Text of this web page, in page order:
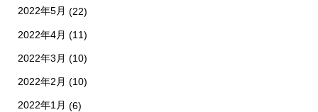
2022年5月 (22)
2022年4月 (11)
2022年3月 (10)
2022年2月 (10)
2022年1月 (6)